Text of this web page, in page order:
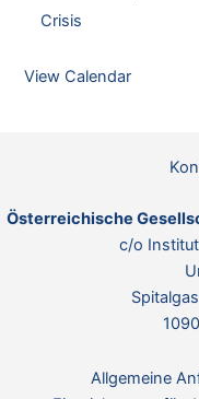
Crisis
View Calendar
Österreichische
c/o
Allgemeine